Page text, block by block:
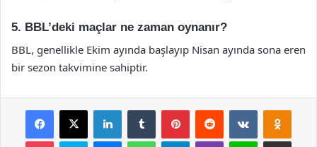
5. BBL’deki maçlar ne zaman oynanır?
BBL, genellikle Ekim ayında başlayıp Nisan ayında sona eren
bir sezon takvimine sahiptir.
Facebook
X LinkedInTumblr PinterestReddit VKontakte
Pocket Skype MessengerWhatsAppTelegramViber Line E-Posta ile